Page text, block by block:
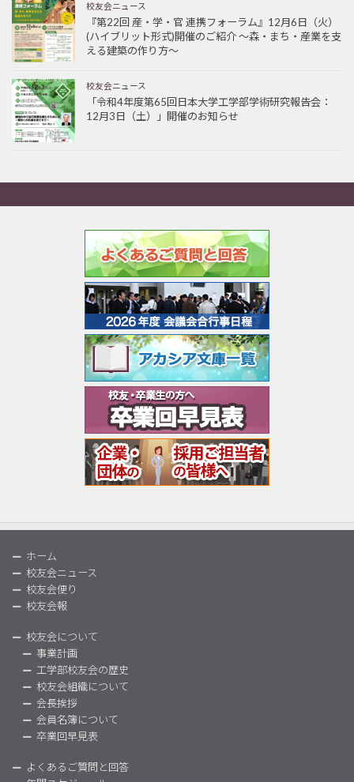
校友会ニュース
『第22回 産・学・官 連携フォーラム』12月6日（火）
(ハイブリット形式)開催のご紹介 ～森・まち・産業を支
える建築の作り方～
校友会ニュース
「令和4年度第65回日本大学工学部学術研究報告会：
12月3日（土）」開催のお知らせ
ホーム
校友会ニュース
校友会便り
校友会報
校友会について
事業計画
工学部校友会の歴史
校友会組織について
会長挨拶
会員名簿について
卒業回早見表
よくあるご質問と回答